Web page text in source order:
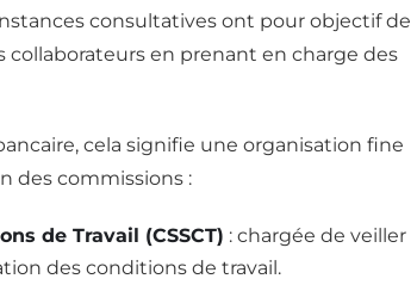
consultatives ont pour objectif de
en prenant en charge des
cela signifie une organisation fine
des commissions :
de Travail (CSSCT) : chargée de veiller
des conditions de travail.